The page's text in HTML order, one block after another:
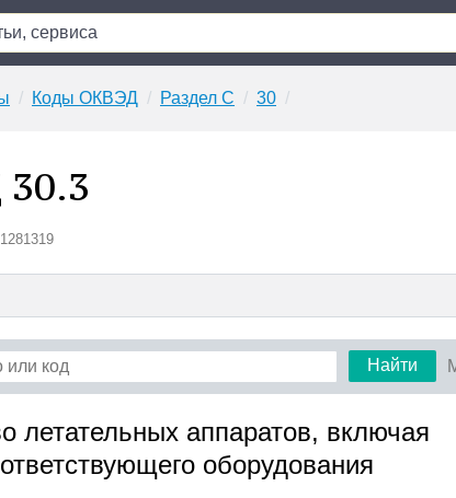
Коды ОКВЭД Раздел C 30
Найти
летательных аппаратов, включая
оборудования